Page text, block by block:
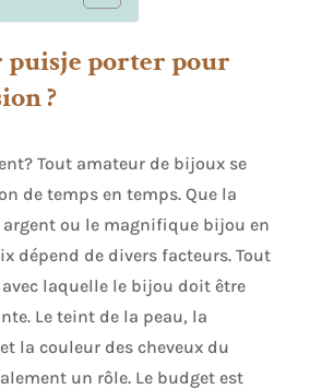
porter pour
?
Tout amateur de bijoux se
de temps en temps. Que la
ou le magnifique bijou en
dépend de divers facteurs. Tout
avec laquelle le bijou doit être
Le teint de la peau, la
la couleur des cheveux du
un rôle. Le budget est